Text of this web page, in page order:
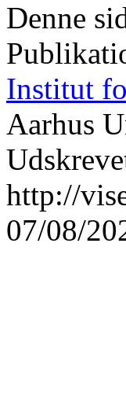
Denne
Institut
Aarhus
http://
07/08/